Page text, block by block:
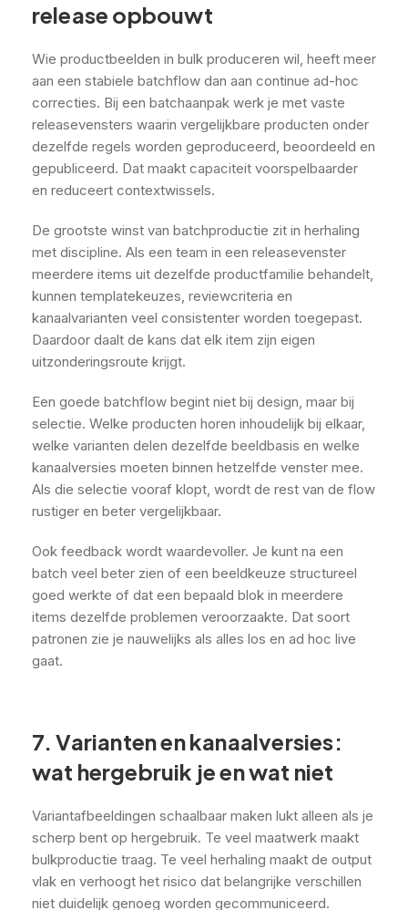
release opbouwt
Wie productbeelden in bulk produceren wil, heeft meer
aan een stabiele batchflow dan aan continue ad-hoc
correcties. Bij een batchaanpak werk je met vaste
releasevensters waarin vergelijkbare producten onder
dezelfde regels worden geproduceerd, beoordeeld en
gepubliceerd. Dat maakt capaciteit voorspelbaarder
en reduceert contextwissels.
De grootste winst van batchproductie zit in herhaling
met discipline. Als een team in een releasevenster
meerdere items uit dezelfde productfamilie behandelt,
kunnen templatekeuzes, reviewcriteria en
kanaalvarianten veel consistenter worden toegepast.
Daardoor daalt de kans dat elk item zijn eigen
uitzonderingsroute krijgt.
Een goede batchflow begint niet bij design, maar bij
selectie. Welke producten horen inhoudelijk bij elkaar,
welke varianten delen dezelfde beeldbasis en welke
kanaalversies moeten binnen hetzelfde venster mee.
Als die selectie vooraf klopt, wordt de rest van de flow
rustiger en beter vergelijkbaar.
Ook feedback wordt waardevoller. Je kunt na een
batch veel beter zien of een beeldkeuze structureel
goed werkte of dat een bepaald blok in meerdere
items dezelfde problemen veroorzaakte. Dat soort
patronen zie je nauwelijks als alles los en ad hoc live
gaat.
7. Varianten en kanaalversies:
wat hergebruik je en wat niet
Variantafbeeldingen schaalbaar maken lukt alleen als je
scherp bent op hergebruik. Te veel maatwerk maakt
bulkproductie traag. Te veel herhaling maakt de output
vlak en verhoogt het risico dat belangrijke verschillen
niet duidelijk genoeg worden gecommuniceerd.